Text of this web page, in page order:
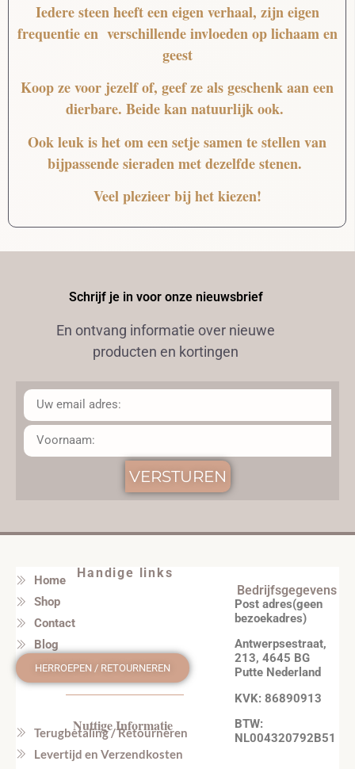
Iedere steen heeft een eigen verhaal, zijn eigen
frequentie en verschillende invloeden op lichaam en
geest
Koop ze voor jezelf of, geef ze als geschenk aan een
dierbare. Beide kan natuurlijk ook.
Ook leuk is het om een setje samen te stellen van
bijpassende sieraden met dezelfde stenen.
Veel plezieer bij het kiezen!
Schrijf je in voor onze nieuwsbrief
En ontvang informatie over nieuwe
producten en kortingen
VERSTUREN
Handige links
Home
Shop
Contact
Blog
HERROEPEN / RETOURNEREN
Nuttige Informatie
Terugbetaling / Retourneren
Levertijd en Verzendkosten
Bedrijfsgegevens
Post adres(geen
bezoekadres)
Antwerpsestraat,
213, 4645 BG
Putte Nederland
KVK: 86890913
BTW:
NL004320792B51